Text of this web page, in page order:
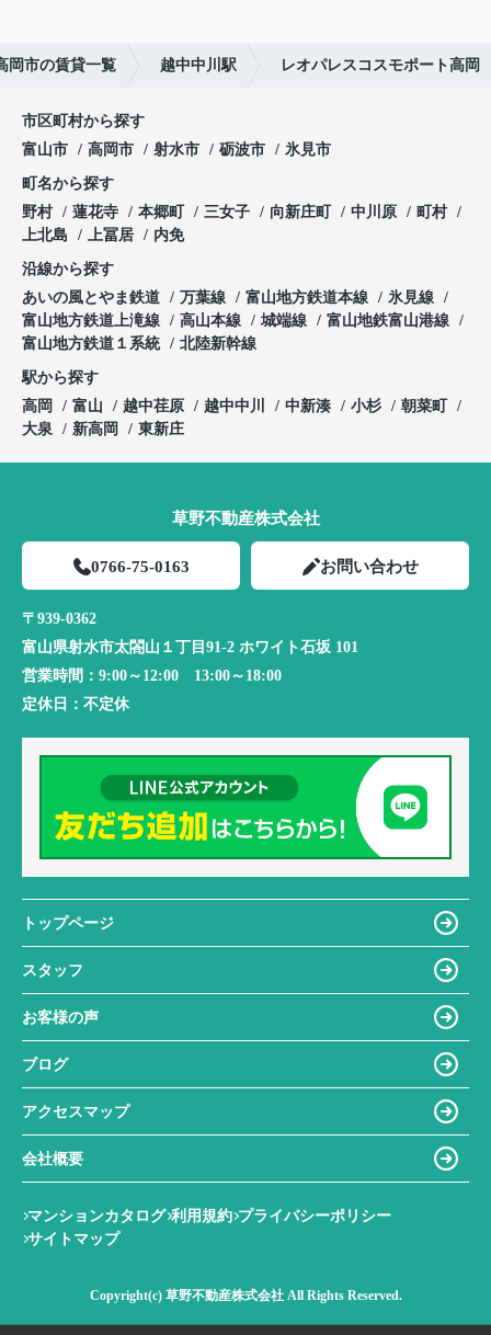
岡市の賃貸一覧 越中中川駅 レオパレスコスモポート高岡
市区町村から探す
富山市
高岡市 射水市 砺波市 氷見市
町名から探す
野村
蓮花寺 本郷町 三女子 向新庄町 中川原
町村
上北島
上冨居 内免
沿線から探す
あいの風とやま鉄道
万葉線 富山地方鉄道本線
氷見線
富山地方鉄道上滝線
高山本線 城端線
富山地鉄富山港線
富山地方鉄道１系統
北陸新幹線
駅から探す
高岡
富山 越中荏原 越中中川 中新湊 小杉
朝菜町
大泉
新高岡 東新庄
草野不動産株式会社
0766-75-0163 お問い合わせ
〒939-0362
富山県射水市太閤山１丁目91-2 ホワイト石坂 101
営業時間： 9:00～12:00 13:00～18:00
定休日： 不定休
トップページ
スタッフ
お客様の声
ブログ
アクセスマップ
会社概要
マンションカタログ 利用規約 プライバシーポリシー
サイトマップ
Copyright(c) 草野不動産株式会社 All Rights Reserved.